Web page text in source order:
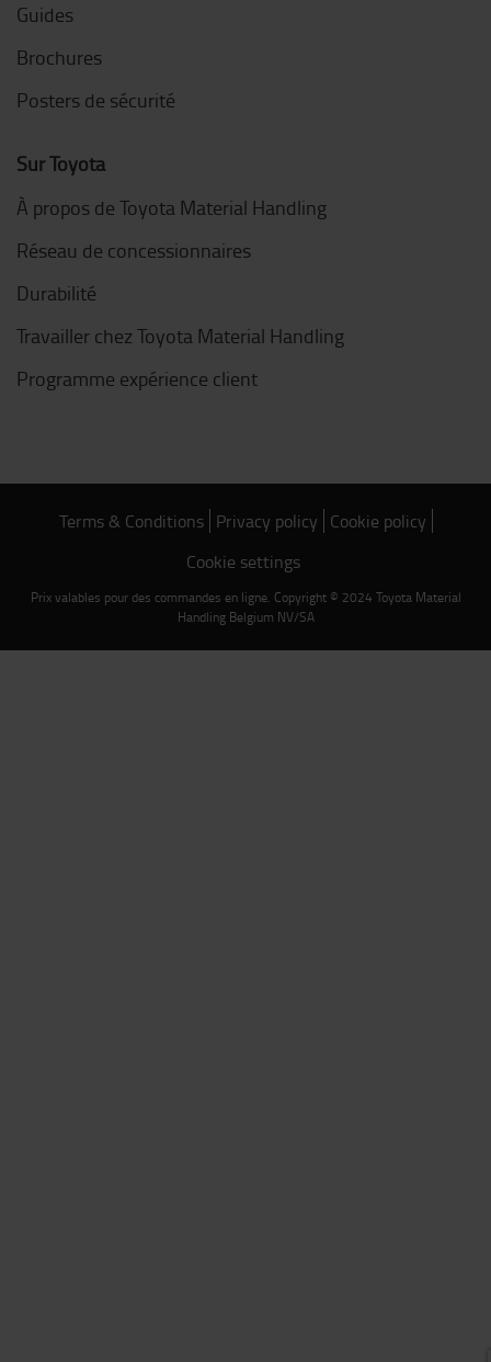
Guides
Brochures
Posters de sécurité
Sur Toyota
À propos de Toyota Material Handling
Réseau de concessionnaires
Durabilité
Travailler chez Toyota Material Handling
Programme expérience client
Terms & Conditions Privacy policy Cookie policy
Cookie settings
Prix valables pour des commandes en ligne. Copyright © 2024 Toyota Material
Handling Belgium NV/SA